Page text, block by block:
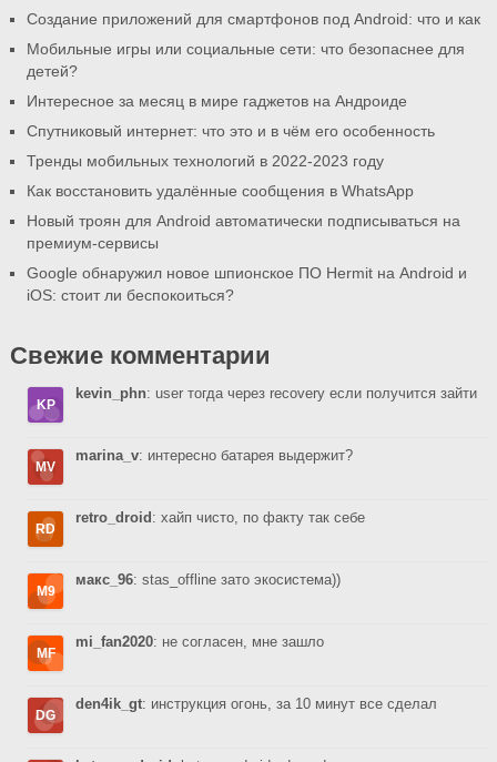
Создание приложений для смартфонов под Android: что и как
Мобильные игры или социальные сети: что безопаснее для
детей?
Интересное за месяц в мире гаджетов на Андроиде
Спутниковый интернет: что это и в чём его особенность
Тренды мобильных технологий в 2022-2023 году
Как восстановить удалённые сообщения в WhatsApp
Новый троян для Android автоматически подписываться на
премиум-сервисы
Google обнаружил новое шпионское ПО Hermit на Android и
iOS: стоит ли беспокоиться?
Свежие комментарии
kevin_phn: user тогда через recovery если получится зайти
marina_v: интересно батарея выдержит?
retro_droid : хайп чисто, по факту так себе
макс_96: stas_offline зато экосистема))
mi_fan2020: не согласен, мне зашло
den4ik_gt: инструкция огонь, за 10 минут все сделал